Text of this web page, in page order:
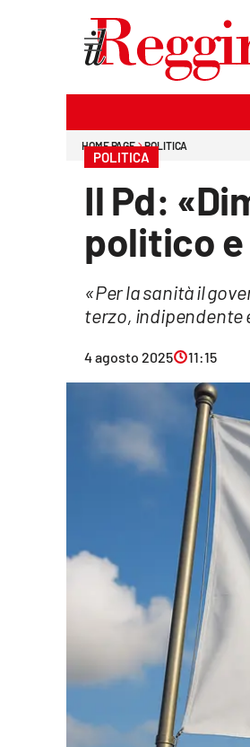
HOME PAGE POLITICA
POLITICA
Il Pd:
politico
«Per la sanità il
terzo, indipendente
4 agosto 2025 11:15